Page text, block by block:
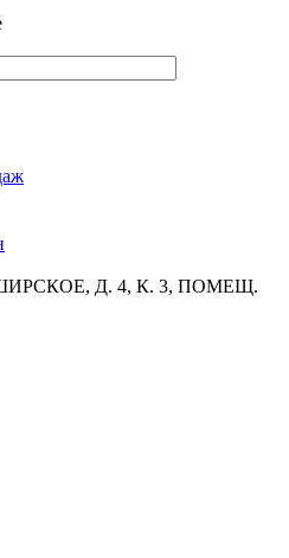
Д. 4, К. 3, ПОМЕЩ.